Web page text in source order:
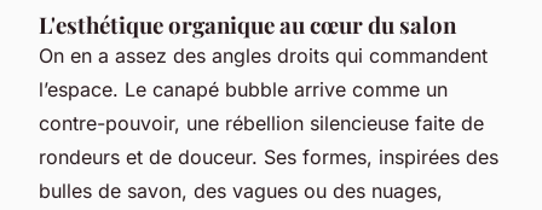
L'esthétique organique au cœur du salon
On en a assez des angles droits qui commandent
l’espace. Le canapé bubble arrive comme un
contre-pouvoir, une rébellion silencieuse faite de
rondeurs et de douceur. Ses formes, inspirées des
bulles de savon, des vagues ou des nuages,